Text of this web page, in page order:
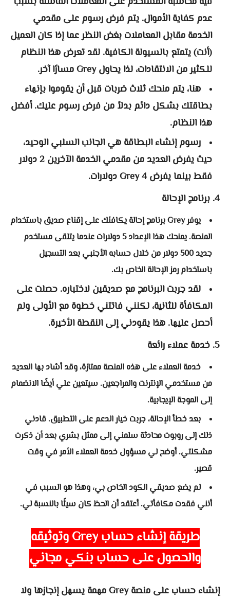
عدم كفاية الأموال. يتم فرض رسوم على مقدمي
الخدمة مقابل المعاملات بغض النظر عما إذا كان العميل
(أنت) يتمتع بالسيولة الكافية. لقد تعرض هذا النظام
للكثير من الانتقادات، لذا يحاول Grey مسارًا آخر.
هنا، يتم منحك ثلاث ضربات قبل أن يقوموا بإنهاء
بطاقتك بشكل دائم بدلاً من فرض رسوم عليك. أفضل
هذا النظام.
رسوم إنشاء البطاقة هي الجانب السلبي الوحيد،
حيث يفرض العديد من مقدمي الخدمة الآخرين 2 دولار
فقط بينما يفرض Grey 4 دولارات.
4. برنامج الإحالة
يوفر Grey برنامج إحالة يكافئك على إقناع صديق باستخدام
المنصة. يمنحك هذا الإعداد 5 دولارات عندما يتلقى مستخدم
جديد 500 دولار من خلال حسابه الأجنبي بعد التسجيل
باستخدام رمز الإحالة الخاص بك.
لقد جربت البرنامج مع صديقين لاختباره. حصلت على
المكافأة للثانية، لكنني فاتتني خطوة مع الأولى ولم
أحصل عليها. هذا يقودني إلى النقطة الأخيرة.
5. خدمة عملاء رائعة
خدمة العملاء على هذه المنصة ممتازة، وقد أشاد بها العديد
من مستخدمي الإنترنت والمراجعين. سيتعين علي أيضًا الانضمام
إلى الموجة الإيجابية.
بعد خطأ الإحالة، جربت خيار الدعم على التطبيق. قادني
ذلك إلى روبوت محادثة سلمني إلى ممثل بشري بعد أن ذكرت
مشكلتي. أوضح لي مسؤول خدمة العملاء الأمر في وقت
قصير.
لم يضع صديقي الكود الخاص بي، وهذا هو السبب في
أنني فقدت مكافأتي. أعتقد أن الحظ كان سيئًا بالنسبة لي.
طريقة إنشاء حسابGreyوتوثيقه
والحصول على حساب بنكي مجاني
إنشاء حساب على منصة Grey مهمة يسهل إنجازها ولا